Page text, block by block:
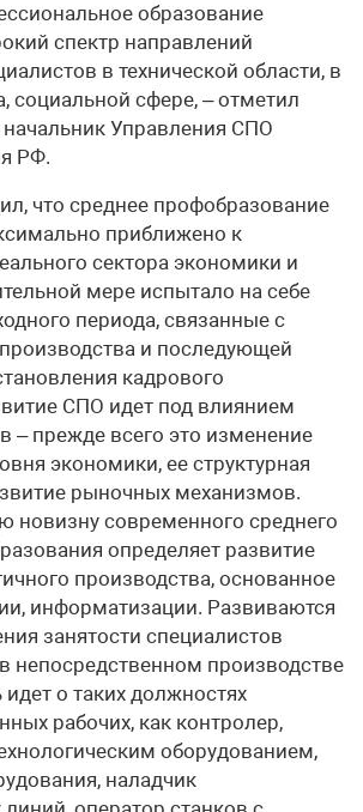
образование
спектр направлений
в технической области, в
социальной сфере, – отметил
Управления СПО
РФ.
что среднее профобразование
приближено к
сектора экономики и
мере испытало на себе
периода, связанные с
и последующей
кадрового
СПО идет под влиянием
– прежде всего это изменение
экономики, ее структурная
рыночных механизмов.
новизну современного среднего
определяет развитие
производства, основанное
информатизации. Развиваются
занятости специалистов
непосредственном производстве
о таких должностях
рабочих, как контролер,
оборудованием,
наладчик